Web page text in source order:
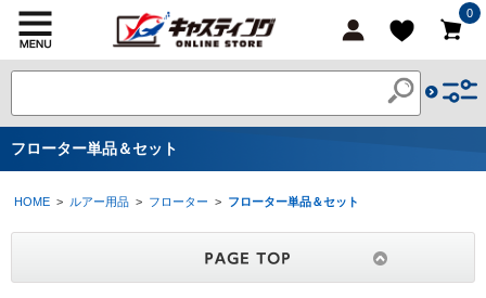
0
フローター単品＆セット
HOME > ルアー用品 > フローター > フローター単品＆セット